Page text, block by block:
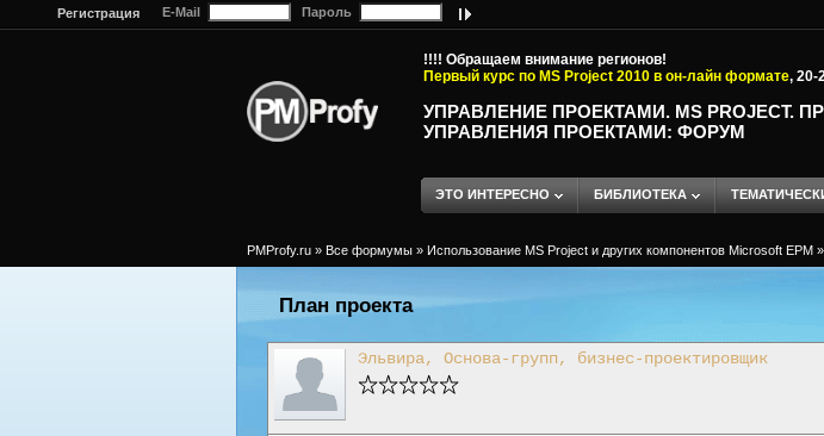
Регистрация E-Mail Пароль
!!!! Обращаем внимание регионов!
Первый курс по MS Project 2010 в он-лайн формате, 20-
УПРАВЛЕНИЕ ПРОЕКТАМИ. MS PROJECT.
УПРАВЛЕНИЯ ПРОЕКТАМИ: ФОРУМ
ЭТО ИНТЕРЕСНО БИБЛИОТЕКА
PMProfy.ru » Все формумы » Использование MS Project и других компонентов Microsoft EPM »
План проекта
Эльвира, Основа-групп, бизнес-проектировщик